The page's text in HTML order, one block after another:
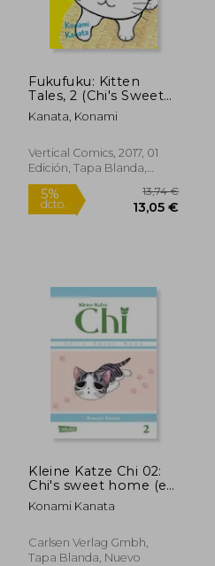
5%
dcto.
Fukufuku: Kitten
Tales, 2 (Chi's Sweet
Home) (en Inglés)
Kanata, Konami
Vertical Comics, 2017, 01
Edición, Tapa Blanda,
Nuevo
Kleine Katze Chi 02:
Chi's sweet home (en
Alemán)
Konami Kanata
Carlsen Verlag Gmbh,
Tapa Blanda, Nuevo